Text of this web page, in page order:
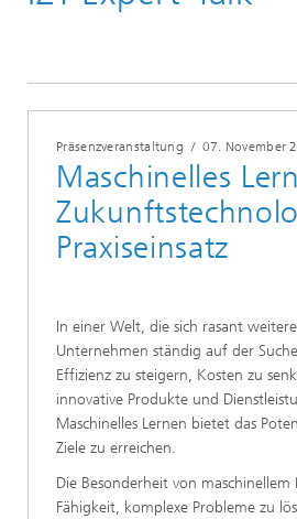
Präsenzveranstaltung / 07. November
Maschinelles
Praxiseinsatz
In einer Welt, die sich rasant
Unternehmen ständig auf der
Effizienz zu steigern, Kosten zu
innovative Produkte und
Maschinelles Lernen bietet das
Ziele zu erreichen.
Die Besonderheit von
Fähigkeit, komplexe Probleme zu